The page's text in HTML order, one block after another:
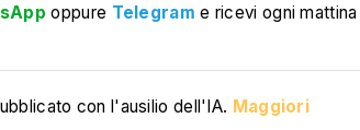
oppure Telegram e ricevi ogni mattina
con l'ausilio dell'IA. Maggiori